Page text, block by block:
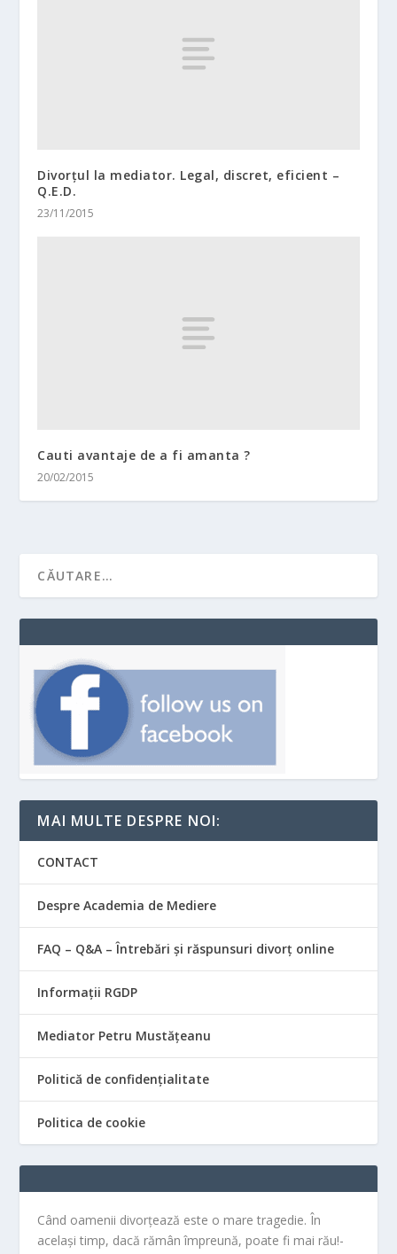
Divorțul la mediator. Legal, discret, eficient –
Q.E.D.
23/11/2015
Cauti avantaje de a fi amanta ?
20/02/2015
MAI MULTE DESPRE NOI:
CONTACT
Despre Academia de Mediere
FAQ – Q&A – Întrebări și răspunsuri divorț online
Informații RGDP
Mediator Petru Mustățeanu
Politică de confidențialitate
Politica de cookie
Când oamenii divorțează este o mare tragedie. În
același timp, dacă rămân împreună, poate fi mai rău!-